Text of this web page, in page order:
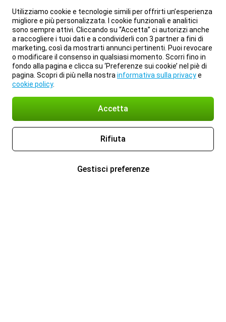
Utilizziamo cookie e tecnologie simili per offrirti un’esperienza
migliore e più personalizzata. I cookie funzionali e analitici
sono sempre attivi. Cliccando su “Accetta” ci autorizzi anche
a raccogliere i tuoi dati e a condividerli con 3 partner a fini di
marketing, così da mostrarti annunci pertinenti. Puoi revocare
o modificare il consenso in qualsiasi momento. Scorri fino in
fondo alla pagina e clicca su ‘Preferenze sui cookie’ nel piè di
pagina. Scopri di più nella nostra informativa sulla privacye
cookie policy.
Accetta
Rifiuta
Gestisci preferenze